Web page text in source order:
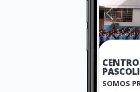
PASCOLI
SOMOS